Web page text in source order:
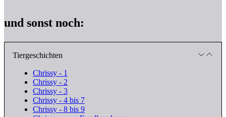
und sonst noch:
Tiergeschichten
Chrissy - 1
Chrissy - 2
Chrissy - 3
Chrissy - 4 bis 7
Chrissy - 8 bis 9